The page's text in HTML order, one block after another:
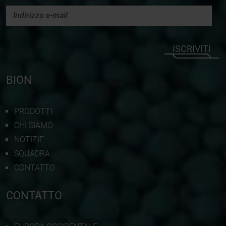
ISCRIVITI
BION
PRODOTTI
CHI SIAMO
NOTIZIE
SQUADRA
CONTATTO
CONTATTO